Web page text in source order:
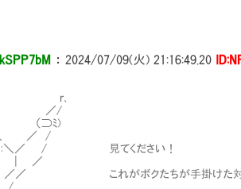
： 2024/07/09(火) 21:16:49.20
､
／/
⊃ﾐ)
＼ ／ /
＼／ / 見てください！
／
ボクたちが手掛けた対魔獣用
/